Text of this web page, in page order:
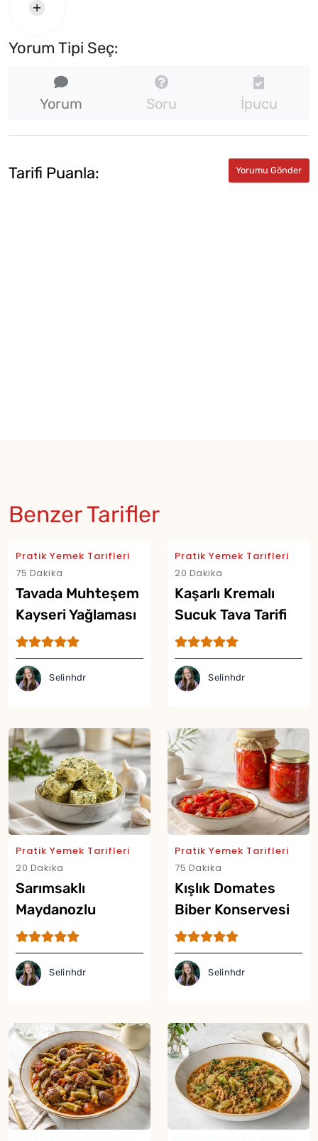
Yorum Tipi Seç:
Yorum Soru İpucu
Tarifi Puanla:
Benzer Tarifler
Pratik Yemek Tarifleri
75 Dakika
Tavada Muhteşem
Kayseri Yağlaması
Tarifi
Selinhdr
Pratik Yemek Tarifleri
20 Dakika
Kaşarlı Kremalı
Sucuk Tava Tarifi
Selinhdr
Pratik Yemek Tarifleri
20 Dakika
Sarımsaklı
Maydanozlu
Tereyağı Küpleri
Tarifi
Selinhdr
Pratik Yemek Tarifleri
75 Dakika
Kışlık Domates
Biber Konservesi
Tarifi
Selinhdr